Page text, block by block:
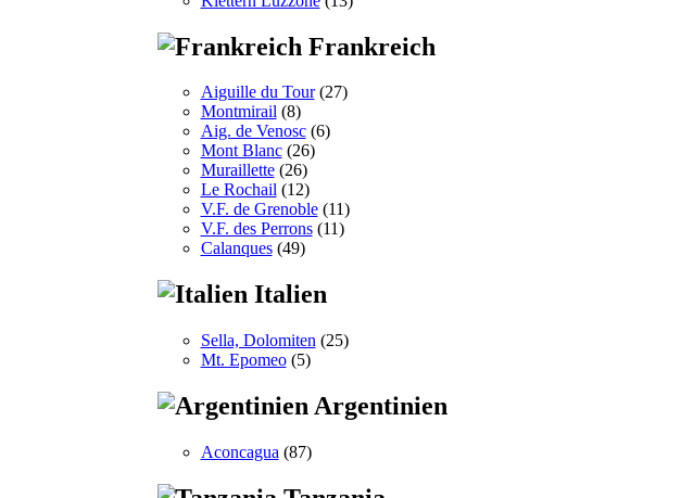
Frankreich
Aiguille du Tour(27)
Montmirail(8)
Aig. de Venosc(6)
Mont Blanc(26)
Muraillette(26)
Le Rochail(12)
V.F. de Grenoble(11)
V.F. des Perrons(11)
Calanques(49)
Italien
Sella, Dolomiten (25)
Mt. Epomeo(5)
Argentinien
Aconcagua (87)